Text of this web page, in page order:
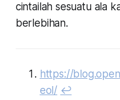
cintailah sesuatu ala
berlebihan.
https://
eol/ ↩︎